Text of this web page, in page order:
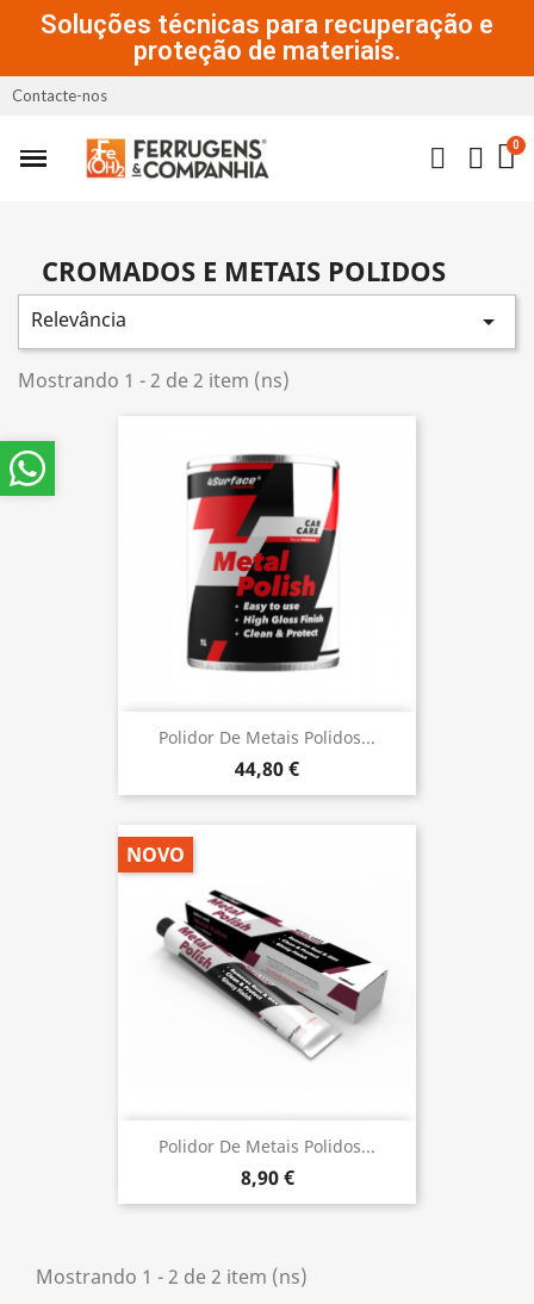
Soluções técnicas para recuperação e
proteção de materiais.
Contacte-nos
CROMADOS E METAIS POLIDOS
Relevância 
Mostrando 1 - 2 de 2 item (ns)
Polidor De Metais Polidos...
44,80 €
Polidor De Metais Polidos...
8,90 €
NOVO
Mostrando 1 - 2 de 2 item (ns)